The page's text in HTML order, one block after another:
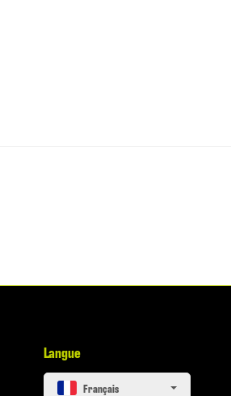
Langue
français